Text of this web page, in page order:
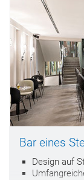
Bar eines
Design auf